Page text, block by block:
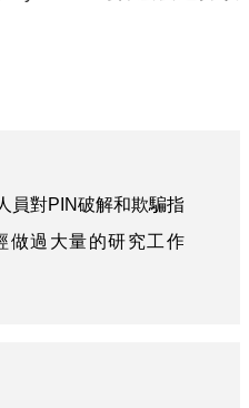
員對PIN破解和欺騙指
做過大量的研究工作